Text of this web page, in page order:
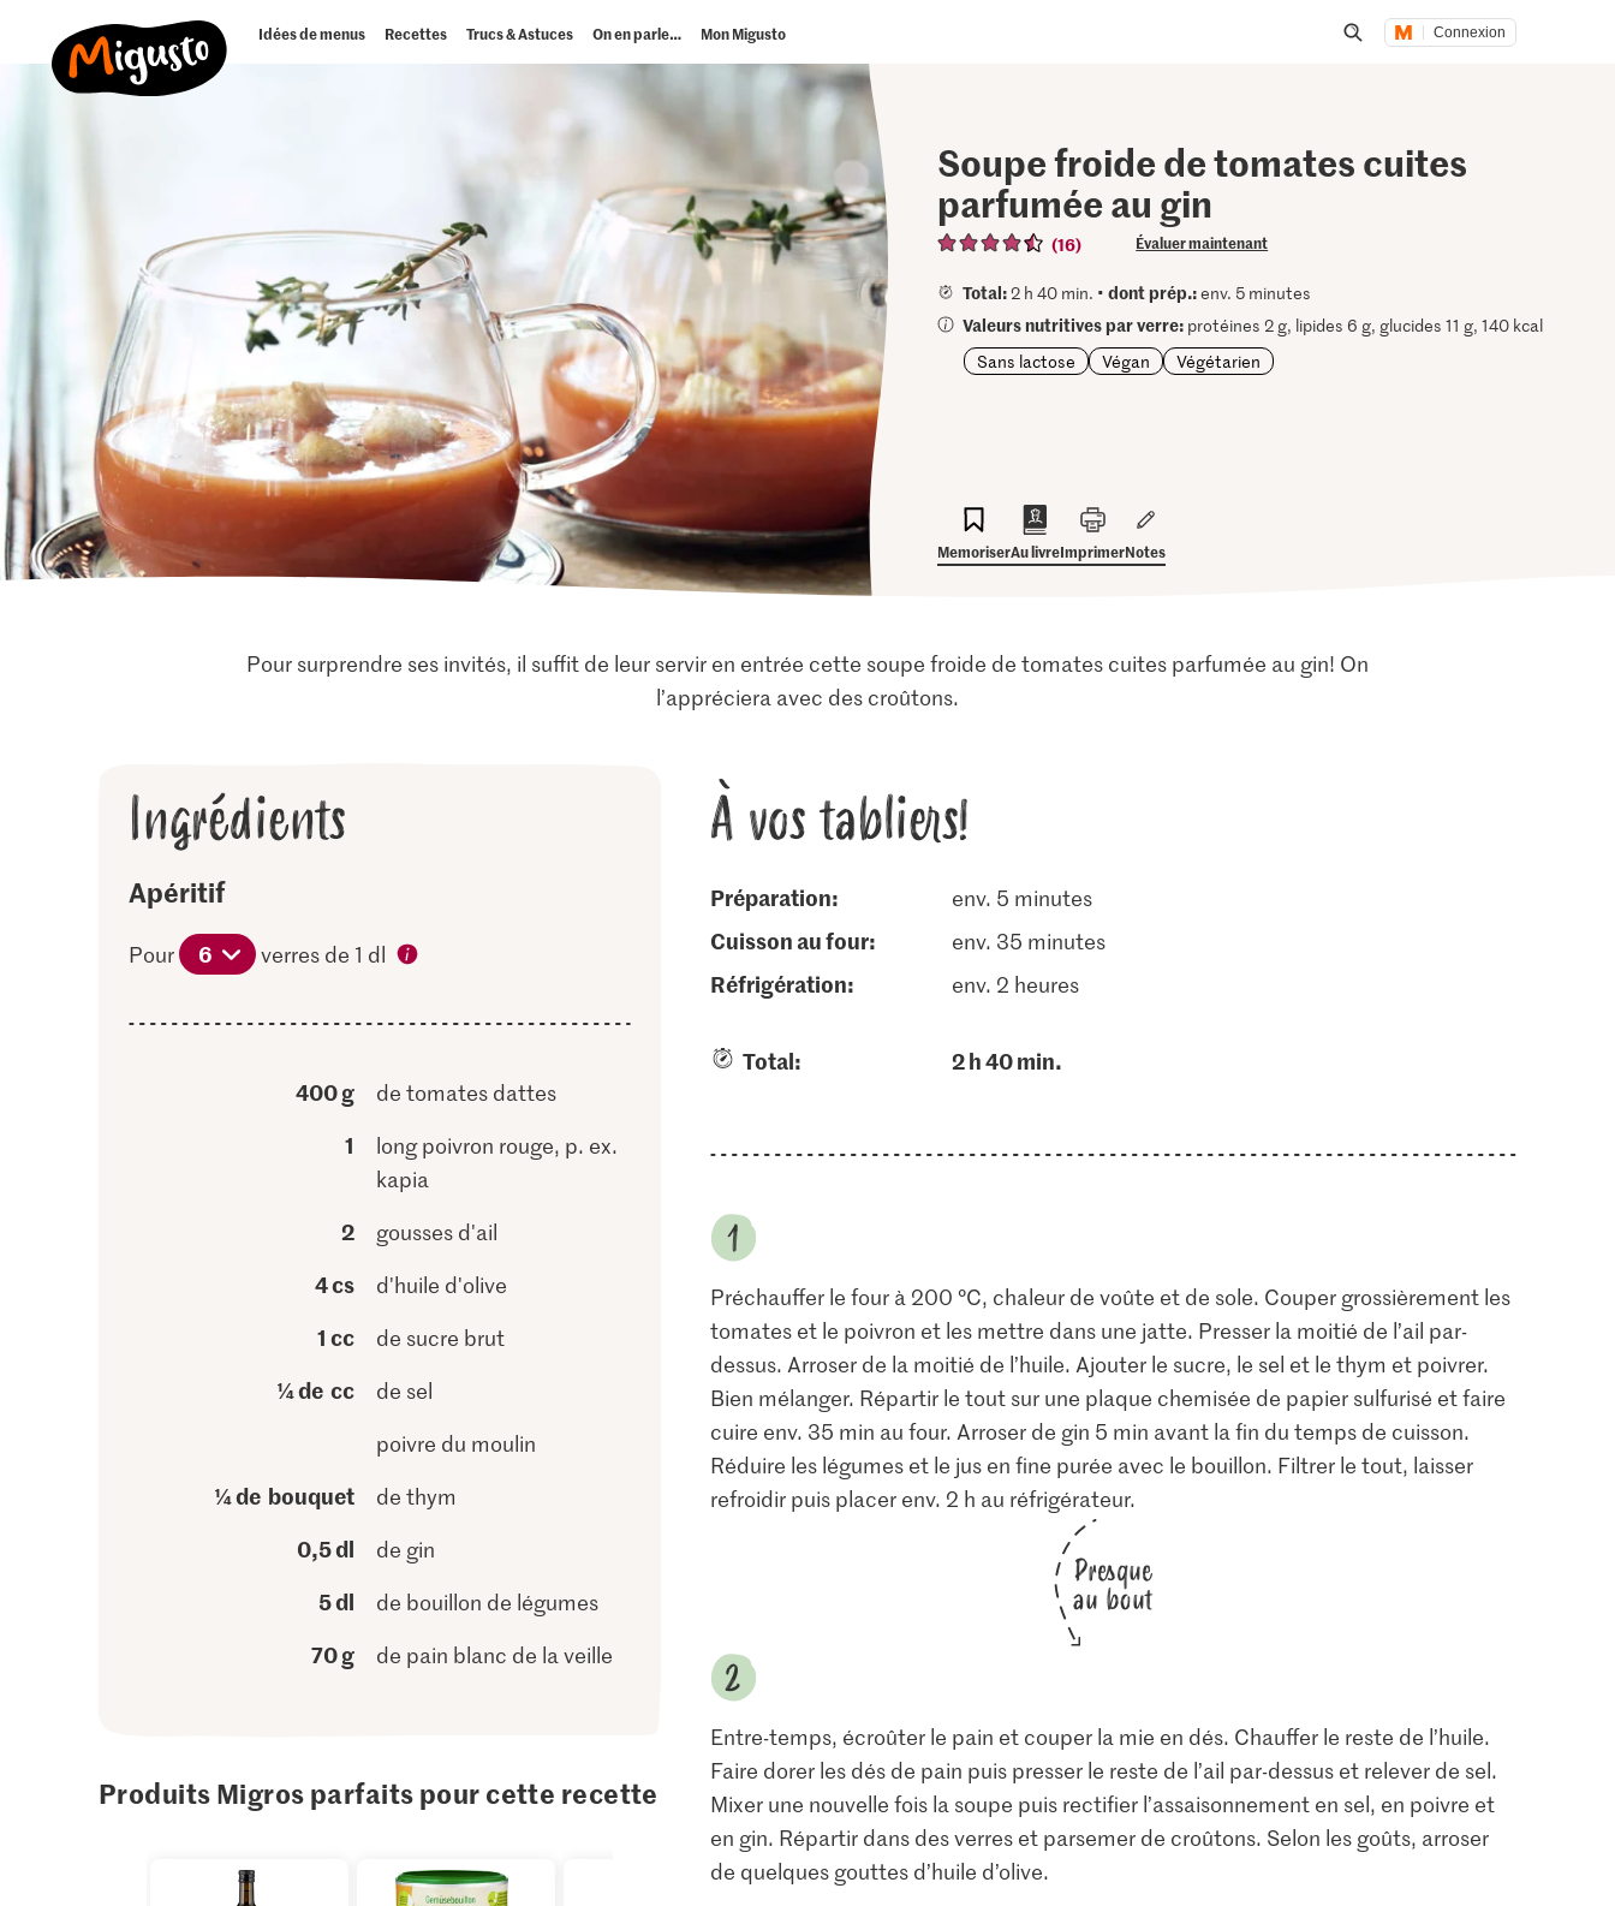
Idées de menus Recettes Trucs & Astuces On en parle… Mon Migusto Connexion
Soupe froide de tomates cuites
parfumée au gin
(16) Évaluer maintenant
Total:2 h 40 min. •dont prép.:env. 5 minutes
Valeurs nutritives par verre: protéines 2 g, lipides 6 g, glucides 11 g, 140 kcal
Sans lactose
Végan Végétarien
MemoriserAu livreImprimerNotes
Pour surprendre ses invités, il suffit de leur servir en entrée cette soupe froide de tomates cuites parfumée au gin! On
l’appréciera avec des croûtons.
Ingrédients
Apéritif
Pour 6 verres de 1 dl
400 g de tomates dattes
1
long poivron rouge, p. ex.
kapia
2 gousses d'ail
4 cs d'huile d'olive
1 cc de sucre brut
¼ de cc
de sel
poivre du moulin
¼ de bouquet de thym
0,5 dl de gin
5 dl de bouillon de légumes
70 g de pain blanc de la veille
Produits Migros parfaits pour cette recette
À vos tabliers!
Préparation: env. 5 minutes
cuisson au four: env. 35 minutes
réfrigération: env. 2 heures
Total: 2 h 40 min.
Préchauffer le four à 200 °C, chaleur de voûte et de sole. Couper grossièrement les
tomates et le poivron et les mettre dans une jatte. Presser la moitié de l’ail par-
dessus. Arroser de la moitié de l’huile. Ajouter le sucre, le sel et le thym et poivrer.
Bien mélanger. Répartir le tout sur une plaque chemisée de papier sulfurisé et faire
cuire env. 35 min au four. Arroser de gin 5 min avant la fin du temps de cuisson.
Réduire les légumes et le jus en fine purée avec le bouillon. Filtrer le tout, laisser
refroidir puis placer env. 2 h au réfrigérateur.
Presque
au bout
Entre-temps, écroûter le pain et couper la mie en dés. Chauffer le reste de l’huile.
Faire dorer les dés de pain puis presser le reste de l’ail par-dessus et relever de sel.
Mixer une nouvelle fois la soupe puis rectifier l’assaisonnement en sel, en poivre et
en gin. Répartir dans des verres et parsemer de croûtons. Selon les goûts, arroser
de quelques gouttes d’huile d’olive.